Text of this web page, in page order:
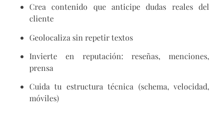
Crea contenido que anticipe dudas reales del
cliente
Geolocaliza sin repetir textos
Invierte en reputación: reseñas, menciones,
prensa
Cuida tu estructura técnica (schema, velocidad,
móviles)